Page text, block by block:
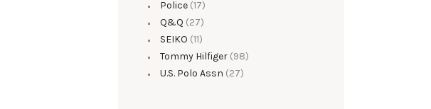
Police (17)
Q&Q (27)
SEIKO (11)
Tommy Hilfiger (98)
U.S. Polo Assn (27)